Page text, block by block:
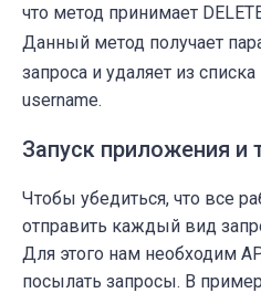
что метод принимает
Данный метод получает
запроса и удаляет из
username.
Запуск приложения и
Чтобы убедиться, что все
отправить каждый вид
Для этого нам необходим
посылать запросы. В